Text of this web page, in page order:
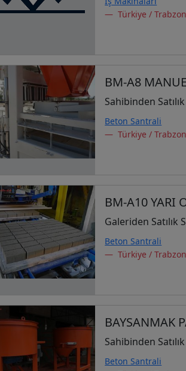
Türkiye /
BM-A8
Sahibinden
Beton Santrali
Türkiye /
BM-A10 YARI
Galeriden Satılık
Beton Santrali
Türkiye /
BAYSANMAK
Sahibinden
Beton Santrali